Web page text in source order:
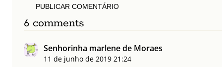
PUBLICAR COMENTÁRIO
6 comments
Senhorinha marlene de Moraes
11 de junho de 2019 21:24